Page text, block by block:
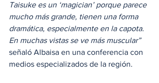
Taisuke es un ‘magician’ porque parece
mucho más grande, tienen una forma
dramática, especialmente en la capota.
En muchas vistas se ve más muscular”
señaló Albaisa en una conferencia con
medios especializados de la región.